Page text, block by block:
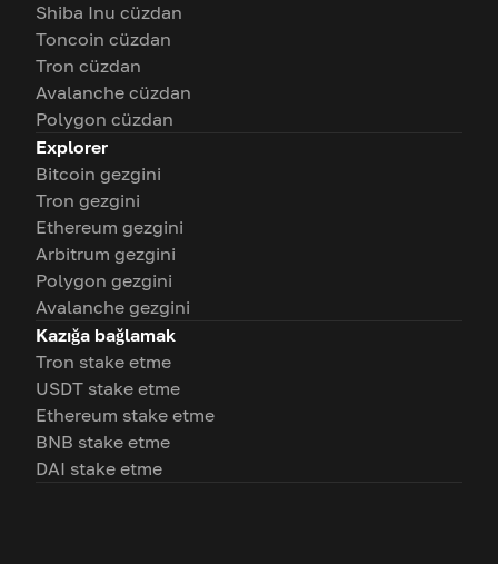
Shiba Inu cüzdan
Toncoin cüzdan
Tron cüzdan
Avalanche cüzdan
Polygon cüzdan
Explorer
Bitcoin gezgini
Tron gezgini
Ethereum gezgini
Arbitrum gezgini
Polygon gezgini
Avalanche gezgini
Kazığa bağlamak
Tron stake etme
USDT stake etme
Ethereum stake etme
BNB stake etme
DAI stake etme